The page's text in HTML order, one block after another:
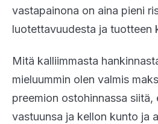
vastapainona on aina pieni
luotettavuudesta ja tuotteen
Mitä kalliimmasta
mieluummin olen valmis
preemion ostohinnassa
vastuunsa ja kellon kunto ja